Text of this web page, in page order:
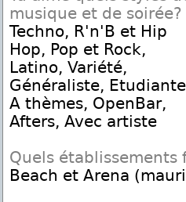
musique et de soirée?
Techno, R'n'B et Hip
Hop, Pop et Rock,
Latino, Variété,
Généraliste,
A thèmes, OpenBar,
Afters, Avec artiste
Quels établissements
Beach et Arena